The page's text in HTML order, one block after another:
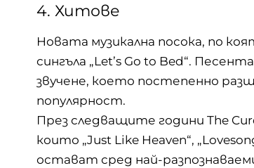
4. Хитове
Новата музикална посока, по
сингъла „Let’s Go to Bed“.
звучене, което постепенно
популярност.
През следващите години The
които „Just Like Heaven“,
остават сред най-